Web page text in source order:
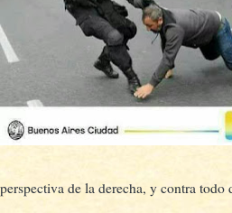
perspectiva de la derecha, y contra todo